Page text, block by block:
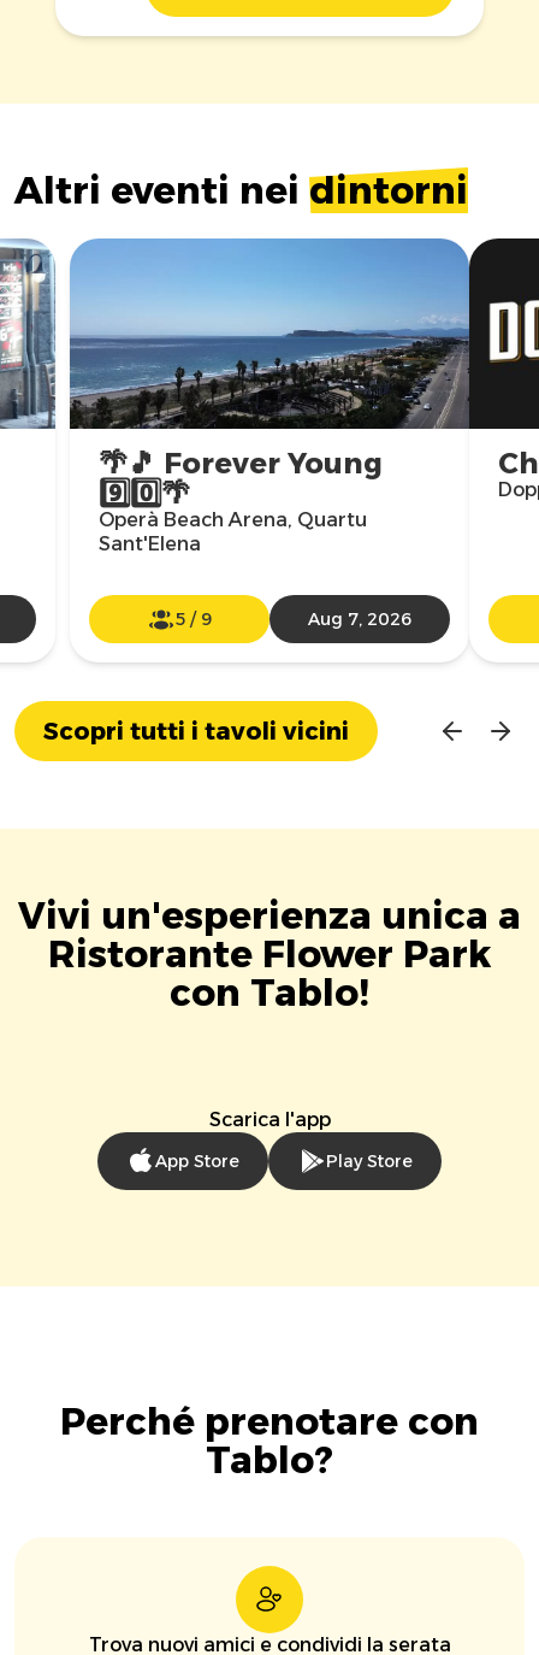
Altri eventi nei dintorni
🌴🎵 Forever Young
9️⃣0️⃣🌴
Operà Beach Arena, Quartu
Sant'Elena
5 / 9 Aug 7, 2026
Scopri tutti i tavoli vicini
Vivi un'esperienza unica a
Ristorante Flower Park
con Tablo!
Scarica l'app
App Store Play Store
Perché prenotare con
Tablo?
Trova nuovi amici e condividi la serata